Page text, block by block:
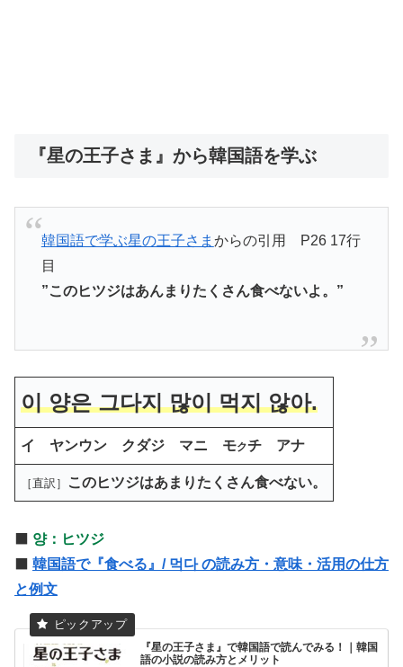
『星の王子さま』から韓国語を学ぶ
韓国語で学ぶ星の王子さま からの引用 P26 17行
目
”このヒツジはあんまりたくさん食べないよ。”
이 양은 그다지 많이 먹지 않아.
イ ヤンウン クダジ マニ モクチ アナ
［直訳］ このヒツジはあまりたくさん食べない。
양：ヒツジ
韓国語で『食べる』/ 먹다 の読み方・意味・活用の仕方
と例文
『星の王子さま』で韓国語で読んでみる！｜韓国
語の小説の読み方とメリット